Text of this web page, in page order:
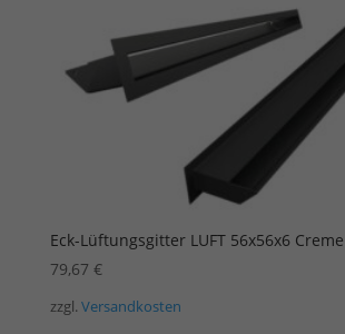
Eck-Lüftungsgitter LUFT 56x56x6 Creme
79,67 €
zzgl. Versandkosten